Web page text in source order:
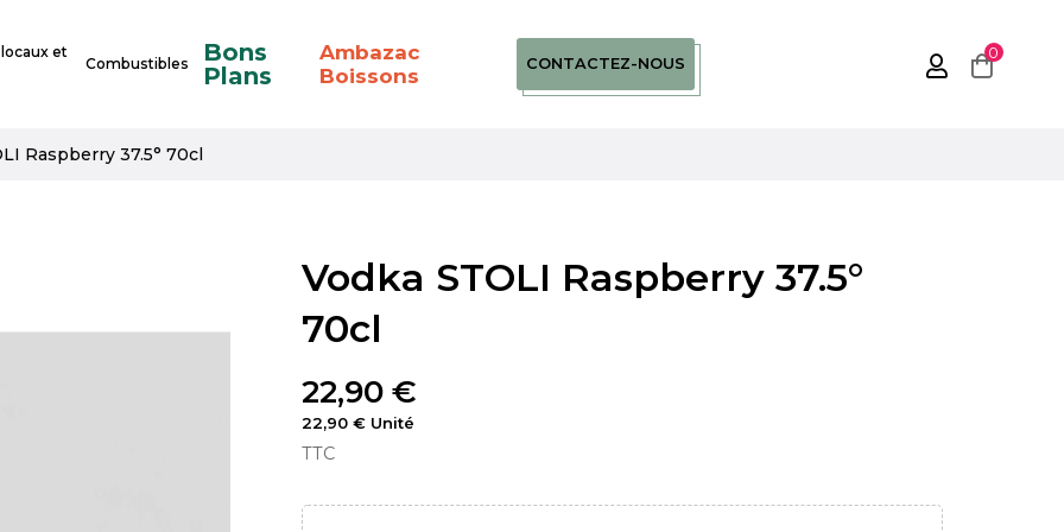
et
Combustibles
Bons
Plans
Ambazac
Boissons
CONTACTEZ-NOUS
0
Raspberry 37.5° 70cl
Vodka STOLI Raspberry 37.5°
70cl
22,90 €
22,90 € Unité
TTC